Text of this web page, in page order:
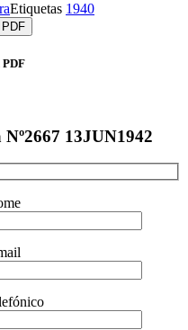
Etiquetas 1940
PDF
13JUN1942